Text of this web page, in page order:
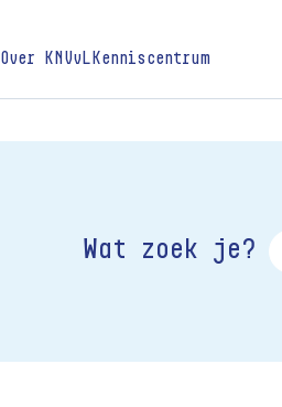
Over KNVvL Kenniscentrum
Wat zoek je?